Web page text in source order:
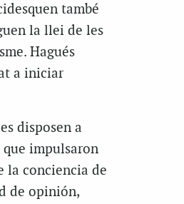
també
la llei de les
Hagués
a iniciar
disposen a
impulsaron
la conciencia de
de opinión,